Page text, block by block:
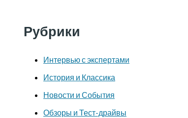
Рубрики
Интервью с экспертами
История и Классика
Новости и События
Обзоры и Тест-драйвы